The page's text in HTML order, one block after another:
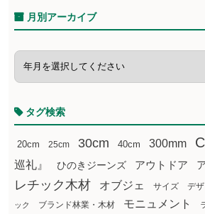
月別アーカイブ
タグ検索
20cm 25cm 30cm 40cm 300mm
巡礼』
ひのきジーンズ アウトドア
レチック木材
オブジェ サイズ デ
ック ブランド林業・木材 モニュメント